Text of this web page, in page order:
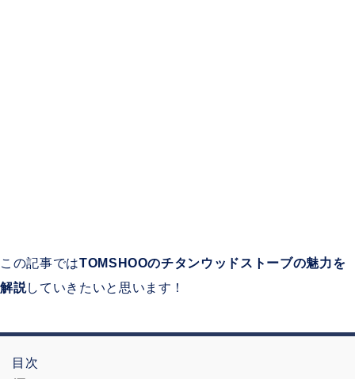
この記事ではTOMSHOOのチタンウッドストーブの魅力を
解説していきたいと思います！
目次